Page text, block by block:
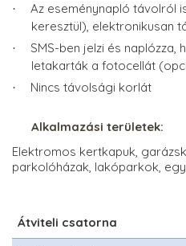
·
Az eseménynapló távolról
keresztül), elektronikusan
·
SMS-ben jelzi és
letakarták a fotocellát
· Nincs távolsági korlát
Alkalmazási területek:
Elektromos kertkapuk,
parkolóházak, lakóparkok,
Átviteli csatorna